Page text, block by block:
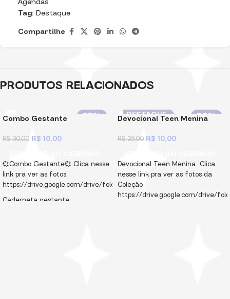
Agendas
Tag: Destaque
Compartilhe
PRODUTOS RELACIONADOS
67%
Combo Gestante
R$30,00 R$ 10,00
💞Combo Gestante💞 Clica nesse
link pra ver as fotos
https://drive.google.com/drive/folders/
Caderneta gestante
60%
DESTAQUE
Devocional Teen Menina
R$25,00 R$ 10,00
Devocional Teen Menina
Clica
nesse link pra ver as fotos da
Coleção
https://drive.google.com/drive/